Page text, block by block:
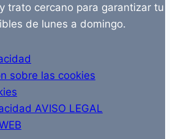
trato cercano para garantizar tu
de lunes a domingo.
sobre las cookies
AVISO LEGAL